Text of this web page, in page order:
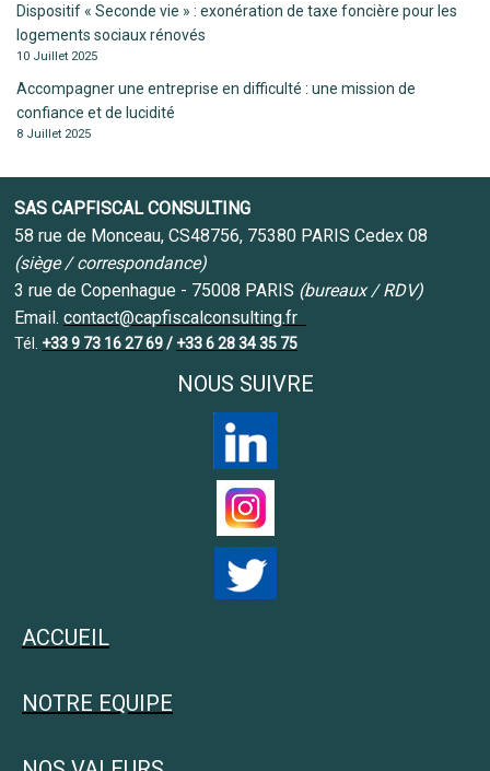
Dispositif « Seconde vie » : exonération de taxe foncière pour les
logements sociaux rénovés
10 Juillet 2025
Accompagner une entreprise en difficulté : une mission de
confiance et de lucidité
8 Juillet 2025
SAS CAPFISCAL CONSULTING
58 rue de Monceau, CS48756, 75380 PARIS Cedex 08
(siège / correspondance)
3 rue de Copenhague - 75008 PARIS (bureaux / RDV)
Email. contact@capfiscalconsulting.fr
Tél. +33 9 73 16 27 69/ +33 6 28 34 35 75
NOUS SUIVRE
ACCUEIL
NOTRE EQUIPE